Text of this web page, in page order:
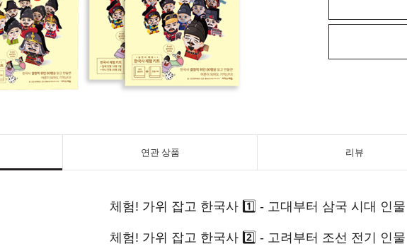
연관 상품 리뷰
체험! 가위 잡고 한국사 1️⃣ - 고대부터 삼국 시대 인물
체험! 가위 잡고 한국사 2️⃣ - 고려부터 조선 전기 인물